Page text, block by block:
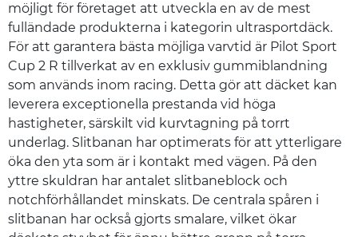
möjligt för företaget att utveckla en av de mest
fulländade produkterna i kategorin ultrasportdäck.
För att garantera bästa möjliga varvtid är Pilot Sport
Cup 2 R tillverkat av en exklusiv gummiblandning
som används inom racing. Detta gör att däcket kan
leverera exceptionella prestanda vid höga
hastigheter, särskilt vid kurvtagning på torrt
underlag. Slitbanan har optimerats för att ytterligare
öka den yta som är i kontakt med vägen. På den
yttre skuldran har antalet slitbaneblock och
notchförhållandet minskats. De centrala spåren i
slitbanan har också gjorts smalare, vilket ökar